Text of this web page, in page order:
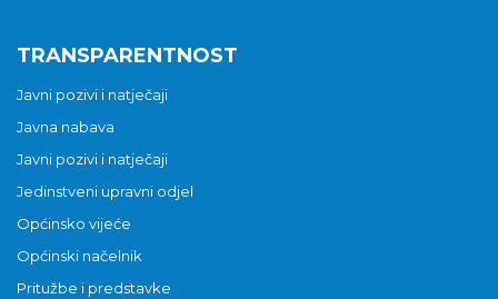
TRANSPARENTNOST
Javni pozivi i natječaji
Javna nabava
Javni pozivi i natječaji
Jedinstveni upravni odjel
Općinsko vijeće
Općinski načelnik
Pritužbe i predstavke